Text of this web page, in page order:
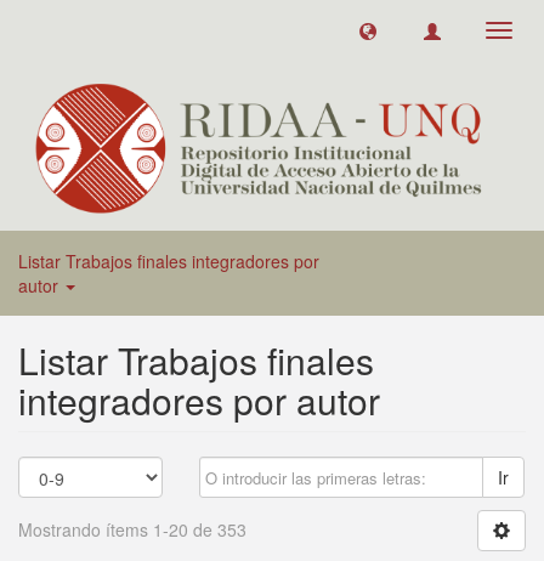
Listar Trabajos finales integradores por
autor
Listar Trabajos finales
integradores por autor
Ir
Mostrando ítems 1-20 de 353